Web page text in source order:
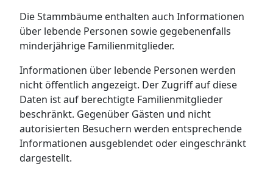
Die Stammbäume enthalten auch Informationen
über lebende Personen sowie gegebenenfalls
minderjährige Familienmitglieder.
Informationen über lebende Personen werden
nicht öffentlich angezeigt. Der Zugriff auf diese
Daten ist auf berechtigte Familienmitglieder
beschränkt. Gegenüber Gästen und nicht
autorisierten Besuchern werden entsprechende
Informationen ausgeblendet oder eingeschränkt
dargestellt.